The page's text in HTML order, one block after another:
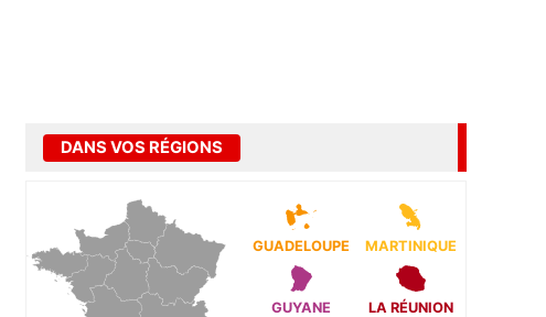
DANS VOS RÉGIONS
GUADELOUPE MARTINIQUE
GUYANE LA RÉUNION